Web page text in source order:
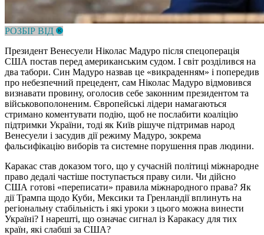
РОЗБІР ВІД
Президент Венесуели Ніколас Мадуро після спецоперація
США постав перед американським судом. І світ розділився на
два табори. Син Мадуро назвав це «викраденням» і попередив
про небезпечний прецедент, сам Ніколас Мадуро відмовився
визнавати провину, оголосив себе законним президентом та
військовополоненим. Європейські лідери намагаються
стримано коментувати подію, щоб не послабити коаліцію
підтримки України, тоді як Київ рішуче підтримав народ
Венесуели і засудив дії режиму Мадуро, зокрема
фальсифікацію виборів та системне порушення прав людини.
Каракас став доказом того, що у сучасній політиці міжнародне
право дедалі частіше поступається праву сили. Чи дійсно
США готові «переписати» правила міжнародного права? Як
дії Трампа щодо Куби, Мексики та Гренландії вплинуть на
регіональну стабільність і які уроки з цього можна винести
Україні? І нарешті, що означає сигнал із Каракасу для тих
країн, які слабші за США?